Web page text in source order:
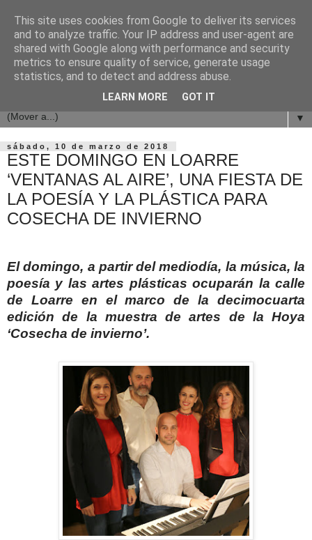
▼
sábado, 10 de marzo de 2018
ESTE DOMINGO EN LOARRE
‘VENTANAS AL AIRE’, UNA FIESTA DE
LA POESÍA Y LA PLÁSTICA PARA
COSECHA DE INVIERNO
El domingo, a partir del mediodía, la música, la
poesía y las artes plásticas ocuparán la calle
de Loarre en el marco de la decimocuarta
edición de la muestra de artes de la Hoya
‘Cosecha de invierno’.
This site uses cookies from Google to deliver its services
and to analyze traffic. Your IP address and user-agent are
shared with Google along with performance and security
metrics to ensure quality of service, generate usage
statistics, and to detect and address abuse.
LEARN MORE GOT IT